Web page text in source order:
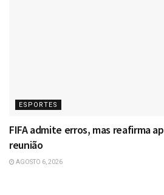
ESPORTES
FIFA admite erros, mas reafirma
reunião
AGOSTO 6, 2026